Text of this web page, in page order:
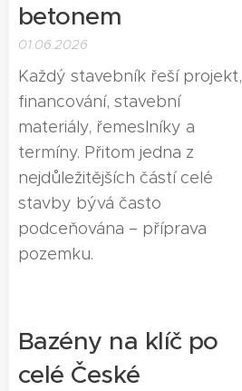
betonem
01.06.2026
Každý stavebník řeší projekt,
financování, stavební
materiály, řemeslníky a
termíny. Přitom jedna z
nejdůležitějších částí celé
stavby bývá často
podceňována – příprava
pozemku.
Bazény na klíč po
celé České